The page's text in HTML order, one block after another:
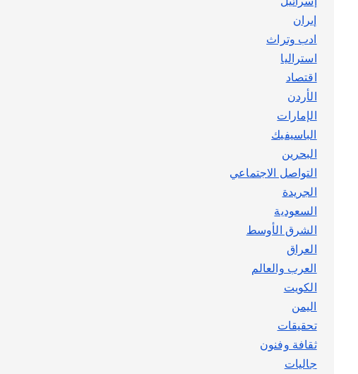
إيران
ادب وتراث
استراليا
اقتصاد
الأردن
الإمارات
الباسيفيك
البحرين
التواصل الاجتماعي
الجريدة
السعودية
الشرق الأوسط
العراق
العرب والعالم
الكويت
اليمن
تحقيقات
ثقافة وفنون
جاليات